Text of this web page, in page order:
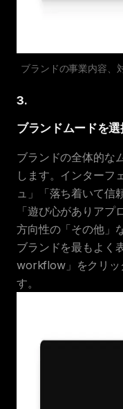
ブランドの事業内容、
3.
ブランドムードを
ブランドの全体的な
します。インターフ
ュ」「落ち着いて信
「遊び心がありア
方向性の「その他」
ブランドを最もよく
workflow」をクリッ
す。